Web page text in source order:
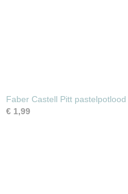
Faber Castell Pitt pastelpotlood
€ 1,99